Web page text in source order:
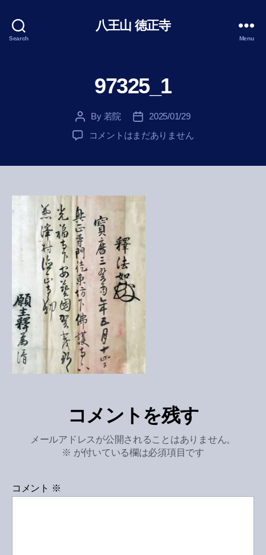
Search
八王山 徳正寺
Menu
97325_1
Post
author
By 若院
Post
date
2025/01/29
97325_1
コメントはまだありません
コメントを残す
メールアドレスが公開されることはありません。
※ が付いている欄は必須項目です
コメント ※